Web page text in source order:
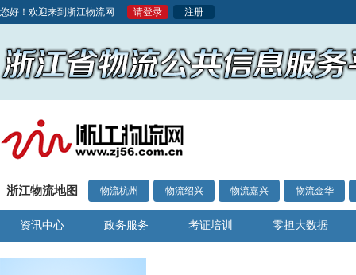
您好！欢迎来到浙江物流网 请登录 注册
浙江物流地图 物流杭州 物流绍兴 物流嘉兴 物流金华
资讯中心 政务服务 考证培训 零担大数据